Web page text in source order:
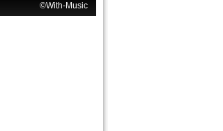
©With-Music